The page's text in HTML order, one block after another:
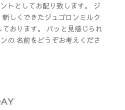
トとしてお配り致します。 ジ
しくできたジュゴロンミルク
おります。 パッと見感じられ
の 名前をどうぞお考えくださ